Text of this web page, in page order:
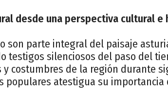
desde una perspectiva cultural e
son parte integral del paisaje
testigos silenciosos del paso del
costumbres de la región durante
populares atestigua su